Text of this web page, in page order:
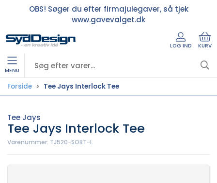
OBS! Søger du efter firmajulegaver, så tjek
www.gavevalget.dk
LOG IND KURV
MENU
Forside Tee Jays Interlock Tee
Tee Jays
Tee Jays Interlock Tee
Varenummer: TJ520-SORT-L